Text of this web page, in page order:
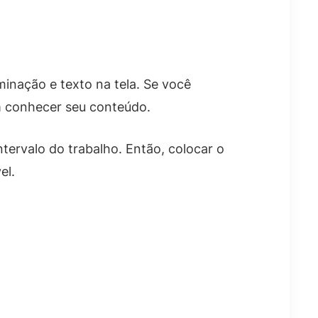
e texto na tela. Se você
conhecer seu conteúdo.
do trabalho. Então, colocar o